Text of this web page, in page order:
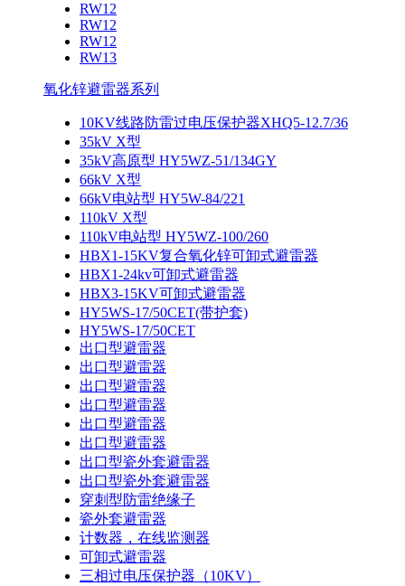
RW12
RW12
RW12
RW13
氧化锌避雷器系列
10KV线路防雷过电压保护器XHQ5-12.7/36
35kV X型
35kV高原型 HY5WZ-51/134GY
66kV X型
66kV电站型 HY5W-84/221
110kV X型
110kV电站型 HY5WZ-100/260
HBX1-15KV复合氧化锌可卸式避雷器
HBX1-24kv可卸式避雷器
HBX3-15KV可卸式避雷器
HY5WS-17/50CET(带护套)
HY5WS-17/50CET
出口型避雷器
出口型避雷器
出口型避雷器
出口型避雷器
出口型避雷器
出口型避雷器
出口型瓷外套避雷器
出口型瓷外套避雷器
穿刺型防雷绝缘子
瓷外套避雷器
计数器，在线监测器
可卸式避雷器
三相过电压保护器（10KV）